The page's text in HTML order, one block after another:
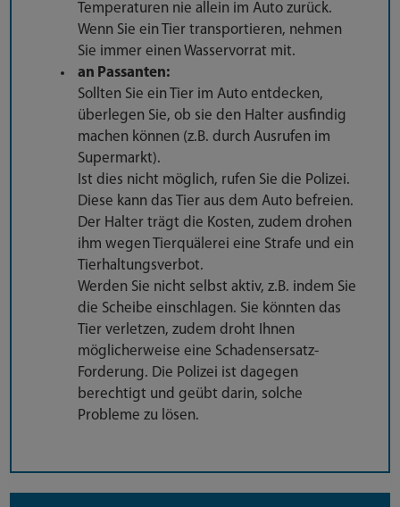
Temperaturen nie allein im Auto zurück.
Wenn Sie ein Tier transportieren, nehmen
Sie immer einen Wasservorrat mit.
an Passanten:
Sollten Sie ein Tier im Auto entdecken,
überlegen Sie, ob sie den Halter ausfindig
machen können (z.B. durch Ausrufen im
Supermarkt).
Ist dies nicht möglich, rufen Sie die Polizei.
Diese kann das Tier aus dem Auto befreien.
Der Halter trägt die Kosten, zudem drohen
ihm wegen Tierquälerei eine Strafe und ein
Tierhaltungsverbot.
Werden Sie nicht selbst aktiv, z.B. indem Sie
die Scheibe einschlagen. Sie könnten das
Tier verletzen, zudem droht Ihnen
möglicherweise eine Schadensersatz-
Forderung. Die Polizei ist dagegen
berechtigt und geübt darin, solche
Probleme zu lösen.